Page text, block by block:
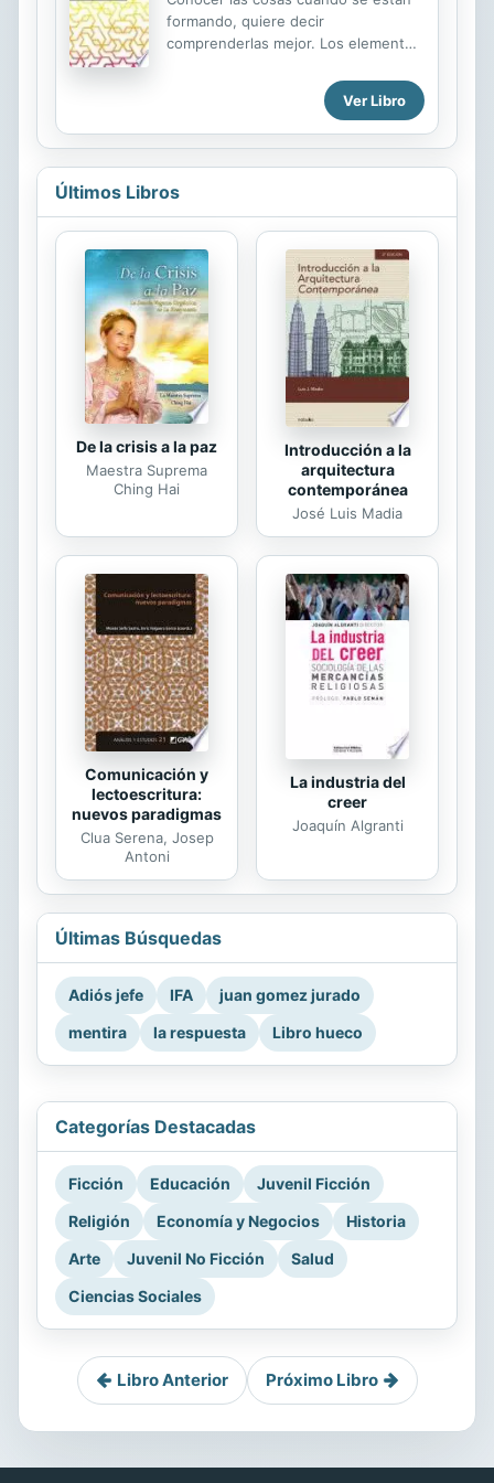
formando, quiere decir
comprenderlas mejor. Los elementos
verse en gran parte en este libro
que Bruno Munari ha compilado,
basandose en cincuenta lecciones
por el profesadas en la Universidad
Ver Libro
Últimos Libros
De la crisis a la paz
Maestra Suprema
Ching Hai
Introducción a la
arquitectura
contemporánea
José Luis Madia
Comunicación y
lectoescritura:
nuevos paradigmas
Clua Serena, Josep
Antoni
La industria del
creer
Joaquín Algranti
Últimas Búsquedas
Adiós jefe IFA
juan gomez jurado
mentira
la respuesta Libro hueco
Categorías Destacadas
Ficción Educación
Juvenil Ficción
Religión
Economía y Negocios
Historia
Arte
Juvenil No Ficción
Salud
Ciencias Sociales
Libro Anterior Próximo Libro